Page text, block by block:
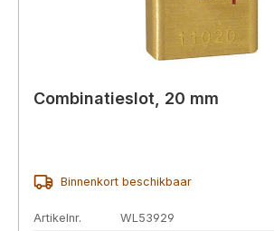
Combinatieslot, 20 mm
Binnenkort beschikbaar
Artikelnr.
WL53929